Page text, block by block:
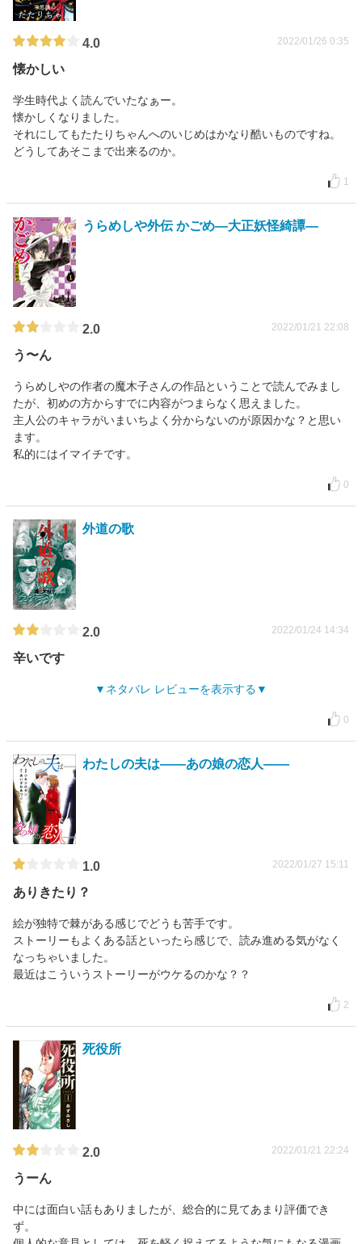
4.0 2022/01/26 0:35
懐かしい
学生時代よく読んでいたなぁー。
懐かしくなりました。
それにしてもたたりちゃんへのいじめはかなり酷いものですね。
どうしてあそこまで出来るのか。
1
うらめしや外伝 かごめ―大正妖怪綺譚―
2.0 2022/01/21 22:08
う〜ん
うらめしやの作者の魔木子さんの作品ということで読んでみまし
たが、初めの方からすでに内容がつまらなく思えました。
主人公のキャラがいまいちよく分からないのが原因かな？と思い
ます。
私的にはイマイチです。
0
外道の歌
2.0 2022/01/24 14:34
辛いです
ネタバレ レビューを表示する
0
わたしの夫は――あの娘の恋人――
1.0 2022/01/27 15:11
ありきたり？
絵が独特で棘がある感じでどうも苦手です。
ストーリーもよくある話といったら感じで、読み進める気がなく
なっちゃいました。
最近はこういうストーリーがウケるのかな？？
2
死役所
2.0 2022/01/21 22:24
うーん
中には面白い話もありましたが、総合的に見てあまり評価でき
ず。